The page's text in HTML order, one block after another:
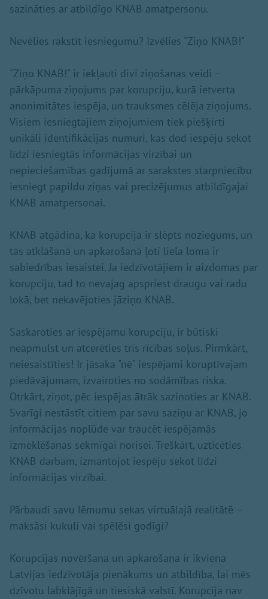
sazināties ar atbildīgo KNAB amatpersonu.
Nevēlies rakstīt iesniegumu? Izvēlies "Ziņo KNAB!"
"Ziņo KNAB!" ir iekļauti divi ziņošanas veidi –
pārkāpuma ziņojums par korupciju, kurā ietverta
anonimitātes iespēja, un trauksmes cēlēja ziņojums.
Visiem iesniegtajiem ziņojumiem tiek piešķirti
unikāli identifikācijas numuri, kas dod iespēju sekot
līdzi iesniegtās informācijas virzībai un
nepieciešamības gadījumā ar sarakstes starpniecību
iesniegt papildu ziņas vai precizējumus atbildīgajai
KNAB amatpersonai.
KNAB atgādina, ka korupcija ir slēpts noziegums, un
tās atklāšanā un apkarošanā ļoti liela loma ir
sabiedrības iesaistei. Ja iedzīvotājiem ir aizdomas par
korupciju, tad to nevajag apspriest draugu vai radu
lokā, bet nekavējoties jāziņo KNAB.
Saskaroties ar iespējamu korupciju, ir būtiski
neapmulst un atcerēties trīs rīcības soļus. Pirmkārt,
neiesaistīties! Ir jāsaka "nē" iespējami koruptīvajam
piedāvājumam, izvairoties no sodāmības riska.
Otrkārt, ziņot, pēc iespējas ātrāk sazinoties ar KNAB.
Svarīgi nestāstīt citiem par savu saziņu ar KNAB, jo
informācijas noplūde var traucēt iespējamās
izmeklēšanas sekmīgai norisei. Treškārt, uzticēties
KNAB darbam, izmantojot iespēju sekot līdzi
informācijas virzībai.
Pārbaudi savu lēmumu sekas virtuālajā realitātē –
maksāsi kukuli vai spēlēsi godīgi?
Korupcijas novēršana un apkarošana ir ikviena
Latvijas iedzīvotāja pienākums un atbildība, lai mēs
dzīvotu labklājīgā un tiesiskā valstī. Korupcija nav